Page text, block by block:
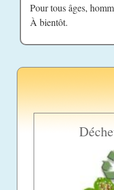
Pour tous âges,
À bientôt.